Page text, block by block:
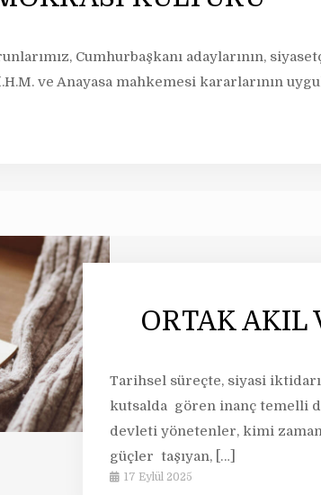
Cumhurbaşkanı adaylarının,
ve Anayasa mahkemesi kararlarının
ORTAK AKIL
Tarihsel süreçte, siyasi
kutsalda gören inanç temelli
devleti yönetenler, kimi
güçler taşıyan, […]
17 Eylül 2025